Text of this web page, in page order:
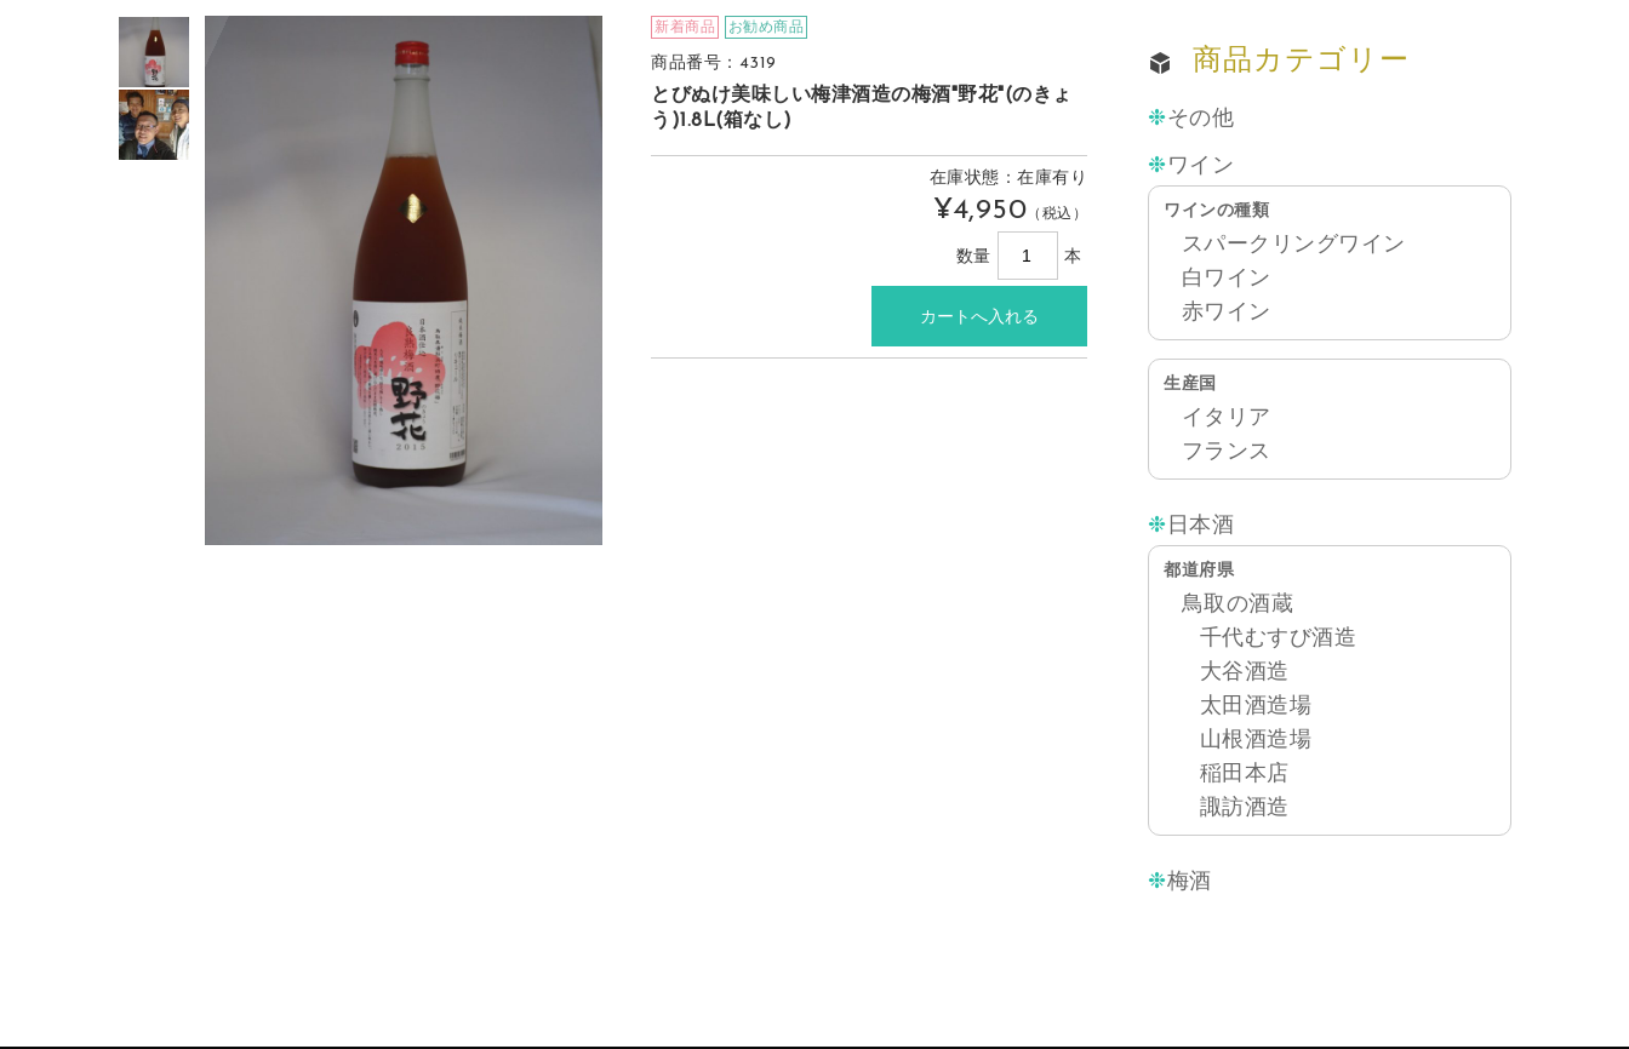
新着商品 お勧め商品
商品番号：4319
とびぬけ美味しい梅津酒造の梅酒"野花"(のきょ
う)1.8L(箱なし)
在庫状態：在庫有り
¥4,950 （税込）
数量 本
商品カテゴリー
その他
ワイン
ワインの種類
スパークリングワイン
白ワイン
赤ワイン
生産国
イタリア
フランス
日本酒
都道府県
鳥取の酒蔵
千代むすび酒造
大谷酒造
太田酒造場
山根酒造場
稲田本店
諏訪酒造
梅酒